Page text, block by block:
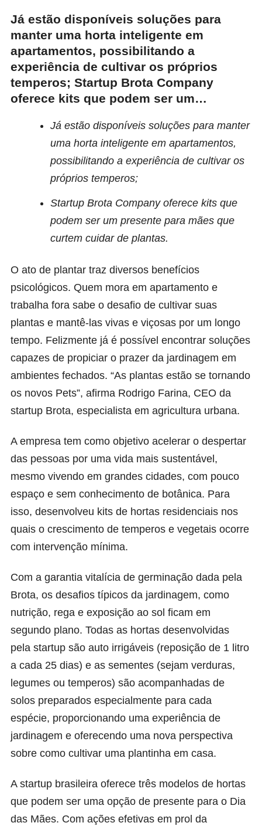
Já estão disponíveis soluções para
manter uma horta inteligente em
apartamentos, possibilitando a
experiência de cultivar os próprios
temperos; Startup Brota Company
oferece kits que podem ser um…
Já estão disponíveis soluções para manter
uma horta inteligente em apartamentos,
possibilitando a experiência de cultivar os
próprios temperos;
Startup Brota Company oferece kits que
podem ser um presente para mães que
curtem cuidar de plantas.
O ato de plantar traz diversos benefícios
psicológicos. Quem mora em apartamento e
trabalha fora sabe o desafio de cultivar suas
plantas e mantê-las vivas e viçosas por um longo
tempo. Felizmente já é possível encontrar soluções
capazes de propiciar o prazer da jardinagem em
ambientes fechados. “As plantas estão se tornando
os novos Pets”, afirma Rodrigo Farina, CEO da
startup Brota, especialista em agricultura urbana.
A empresa tem como objetivo acelerar o despertar
das pessoas por uma vida mais sustentável,
mesmo vivendo em grandes cidades, com pouco
espaço e sem conhecimento de botânica. Para
isso, desenvolveu kits de hortas residenciais nos
quais o crescimento de temperos e vegetais ocorre
com intervenção mínima.
Com a garantia vitalícia de germinação dada pela
Brota, os desafios típicos da jardinagem, como
nutrição, rega e exposição ao sol ficam em
segundo plano. Todas as hortas desenvolvidas
pela startup são auto irrigáveis (reposição de 1 litro
a cada 25 dias) e as sementes (sejam verduras,
legumes ou temperos) são acompanhadas de
solos preparados especialmente para cada
espécie, proporcionando uma experiência de
jardinagem e oferecendo uma nova perspectiva
sobre como cultivar uma plantinha em casa.
A startup brasileira oferece três modelos de hortas
que podem ser uma opção de presente para o Dia
das Mães. Com ações efetivas em prol da